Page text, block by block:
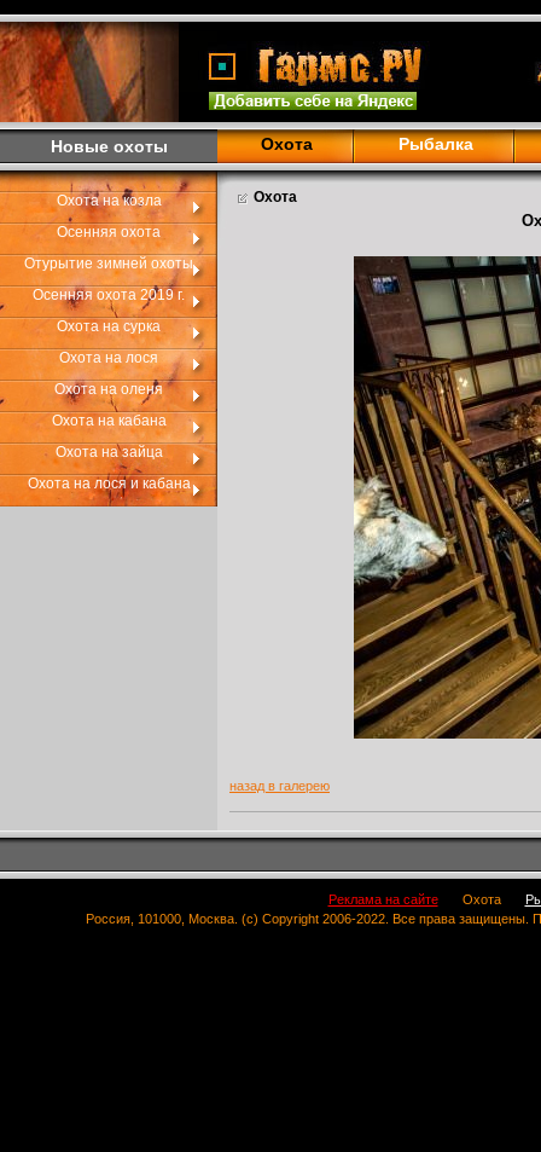
Новые охоты Охота Рыбалка
Охота на козла
Осенняя охота
Отурытие зимней охоты
Осенняя охота 2019 г.
Охота на сурка
Охота на лося
Охота на оленя
Охота на кабана
Охота на зайца
Охота на лося и кабана
Охота
назад в галерею
Реклама на сайте Охота
Россия, 101000, Москва. (c) Copyright 2006-2022. Все права защищены.